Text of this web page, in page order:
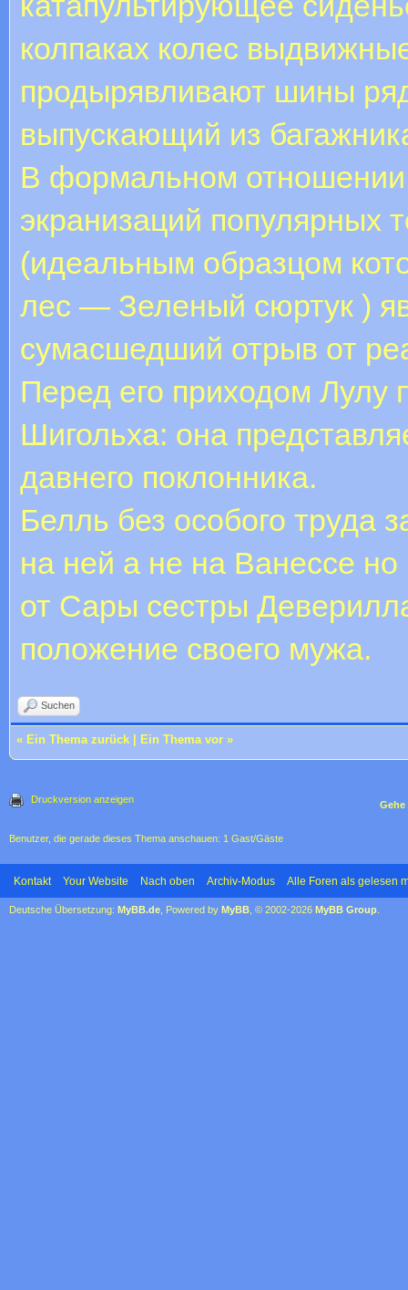
колпаках колес
продырявливают шины
выпускающий из
В формальном отношении
экранизаций популярных
(идеальным образцом
лес — Зеленый сюртук )
сумасшедший отрыв от
Перед его приходом Лулу
Шигольха: она
давнего поклонника.
Белль без особого труда
на ней а не на Ванессе но
от Сары сестры
положение своего мужа.
Suchen
« Ein Thema zurück Ein Thema vor »
Druckversion anzeigen Gehe
Benutzer, die gerade dieses Thema anschauen: 1 Gast/Gäste
Kontakt Your Website Nach oben Archiv-Modus Alle Foren als gelesen
Deutsche Übersetzung: MyBB.de , Powered by MyBB , © 2002-2026 MyBB Group